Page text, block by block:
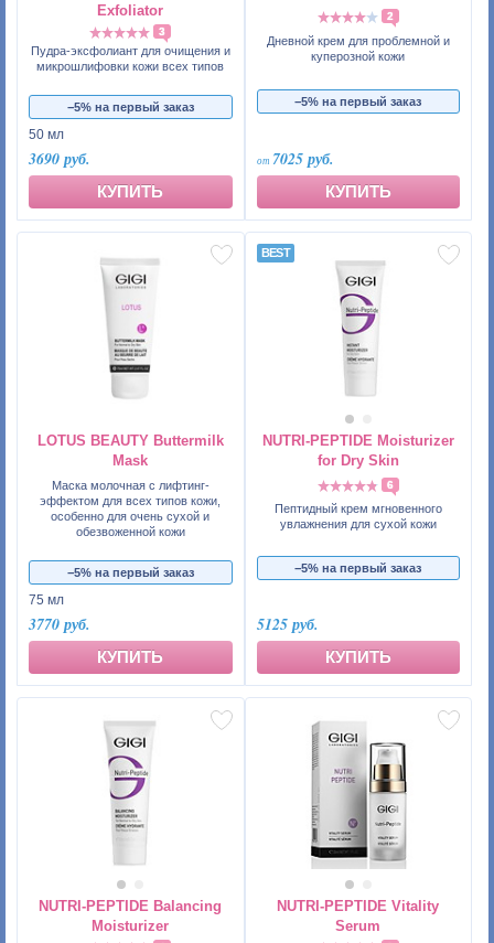
Exfoliator
3
Пудра-эксфолиант для очищения и
микрошлифовки кожи всех типов
−5% на первый заказ
50 мл
3690 руб.
КУПИТЬ
2
Дневной крем для проблемной и
куперозной кожи
−5% на первый заказ
7025 руб.
КУПИТЬ
LOTUS BEAUTY Buttermilk
Mask
Маска молочная с лифтинг-
эффектом для всех типов кожи,
особенно для очень сухой и
обезвоженной кожи
−5% на первый заказ
75 мл
3770 руб.
КУПИТЬ
NUTRI-PEPTIDE Moisturizer
for Dry Skin
6
Пептидный крем мгновенного
увлажнения для сухой кожи
−5% на первый заказ
5125 руб.
КУПИТЬ
NUTRI-PEPTIDE Balancing
Moisturizer
NUTRI-PEPTIDE Vitality
Serum